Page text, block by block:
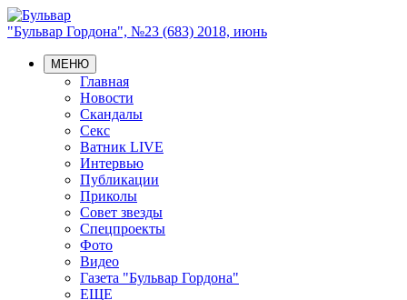
"Бульвар Гордона", №23 (683) 2018, июнь
МЕНЮ
Главная
Новости
Скандалы
Секс
Ватник LIVE
Интервью
Публикации
Приколы
Совет звезды
Спецпроекты
Фото
Видео
Газета "Бульвар Гордона"
ЕЩЕ